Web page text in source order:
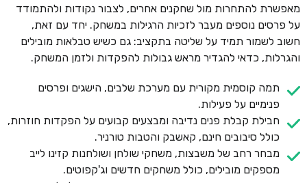
מאפשרת להתחרות מול שחקנים אחרים, לצבור נקודות ולהתמודד
על פרסים נוספים מעבר לזכיות הרגילות במשחק. יחד עם זאת,
חשוב לשמור תמיד על שליטה בתקציב: גם כשיש טבלאות מובילים
והגרלות, כדאי להגדיר מראש גבולות להפקדות ולזמן המשחק.
תמה קוסמית מקורית עם מערכת שלבים, הישגים ופרסים
פנימיים על פעילות.
חבילת קבלת פנים נדיבה ומבצעים קבועים על הפקדות חוזרות,
כולל סיבובים חינם, קאשבק והטבות טורניר.
מבחר רחב של משבצות, משחקי שולחן ושולחנות קזינו לייב
מספקים מובילים, כולל משחקים חדשים וג'קפוטים.